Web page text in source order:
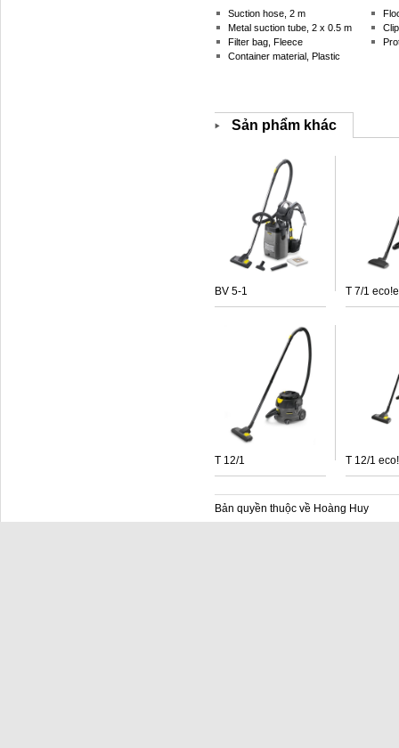
Suction hose, 2 m
Metal suction tube, 2 x 0.5 m
Filter bag, Fleece
Container material, Plastic
Sản phẩm khác
BV 5-1 T 7/1
T 12/1 T 12/1
Bản quyền thuộc về Hoàng Huy